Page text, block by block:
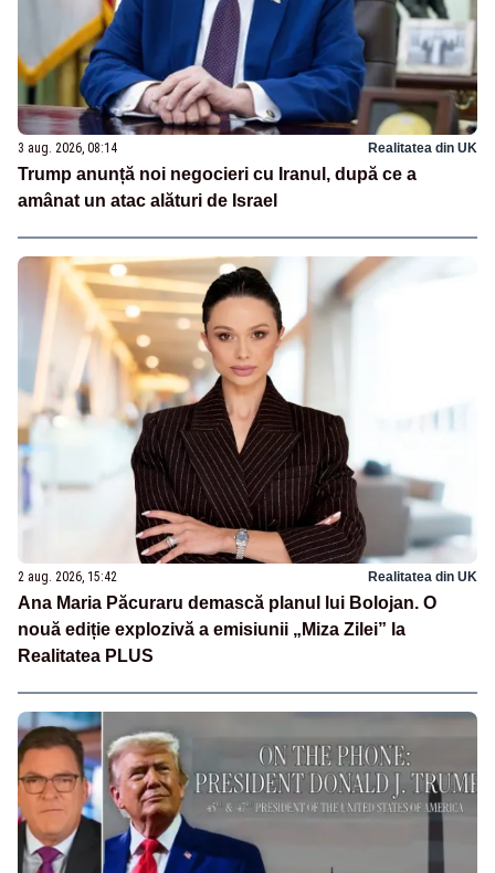
3 aug. 2026, 08:14 Realitatea din UK
Trump anunță noi negocieri cu Iranul, după ce a
amânat un atac alături de Israel
2 aug. 2026, 15:42 Realitatea din UK
Ana Maria Păcuraru demască planul lui Bolojan. O
nouă ediție explozivă a emisiunii „Miza Zilei” la
Realitatea PLUS